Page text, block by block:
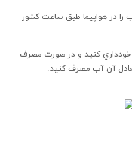
در هواپيما طبق ساعت كشور
خودداري كنيد و در صورت مصرف
آن آب مصرف كنيد.